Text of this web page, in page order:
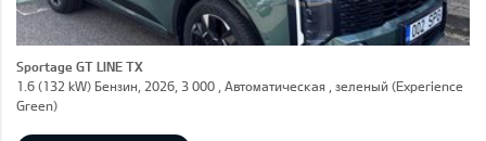
Sportage GT LINE TX
1.6 (132 kW) Бензин, 2026, 3 000 , Автоматическая , зеленый (Experience
Green)